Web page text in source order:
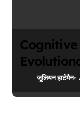
Cognitive
Insights
जूलियन हार्टमैन